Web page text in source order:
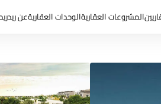
المشروعات العقاريةالوحدات العقاريةعن ريدريد